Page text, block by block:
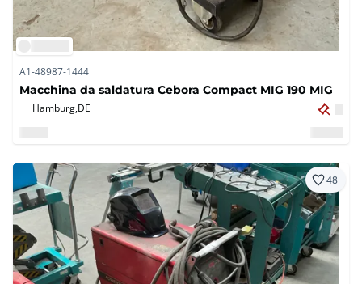
A1-48987-1444
Macchina da saldatura Cebora Compact MIG 190 MIG
Hamburg,DE
48